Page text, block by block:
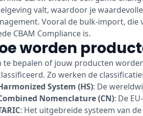
valt, waardoor je
Vooral de bulk-import,
CBAM Compliance is.
worden
te bepalen of jouw producten
Zo werken de
System (HS): De
Nomenclature (CN): De
: Het uitgebreide systeem van